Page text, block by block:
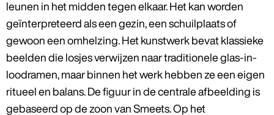
leunen in het midden tegen elkaar. Het kan worden
geïnterpreteerd als een gezin, een schuilplaats of
gewoon een omhelzing. Het kunstwerk bevat klassieke
beelden die losjes verwijzen naar traditionele glas-in-
loodramen, maar binnen het werk hebben ze een eigen
ritueel en balans. De figuur in de centrale afbeelding is
gebaseerd op de zoon van Smeets. Op het